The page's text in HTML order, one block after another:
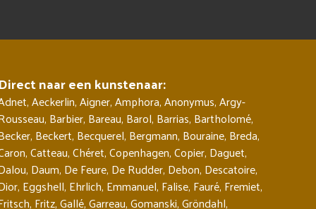
naar een kunstenaar:
,Aeckerlin,Aigner,Amphora,Anonymus,Argy-
, Barbier, Bareau, Barol, Barrias, Bartholomé,
, Beckert, Becquerel, Bergmann, Bouraine, Breda,
,Catteau,Chéret,Copenhagen,Copier, Daguet,
, Daum, De Feure, De Rudder, Debon, Descatoire,
, Eggshell, Ehrlich, Emmanuel, Falise, Fauré, Fremiet,
, Fritz,Gallé,Garreau,Gomanski,Gröndahl,